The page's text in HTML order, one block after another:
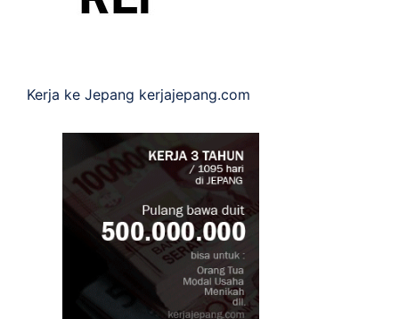
Kerja ke Jepang kerjajepang.com